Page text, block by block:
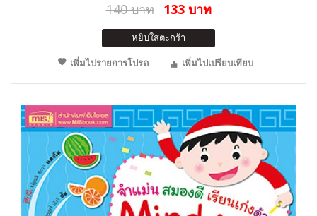
140 บาท 133 บาท
หยิบใส่ตะกร้า
เพิ่มไปรายการโปรด
เพิ่มไปเปรียบเทียบ